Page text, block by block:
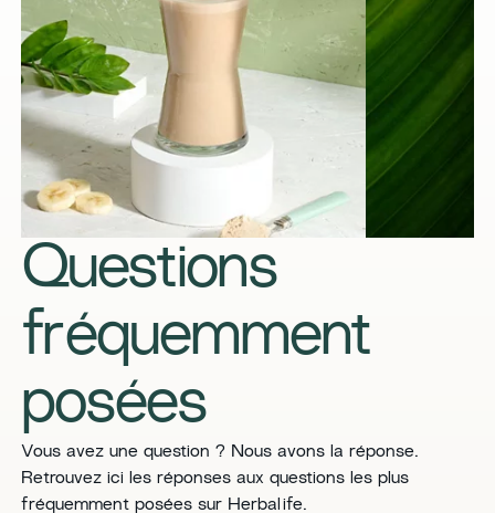
Questions
fréquemment
posées
​​Vous avez une question ? Nous avons la réponse.
Retrouvez ici les réponses aux questions les plus
fréquemment posées sur Herbalife.​